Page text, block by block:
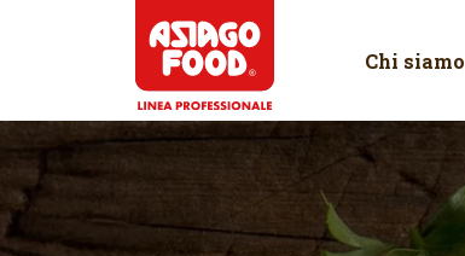
Asiago FoodChi siamo